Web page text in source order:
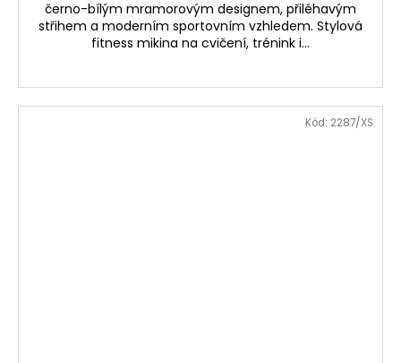
černo-bílým mramorovým designem, přiléhavým
střihem a moderním sportovním vzhledem. Stylová
fitness mikina na cvičení, trénink i...
Kód: 2287/XS